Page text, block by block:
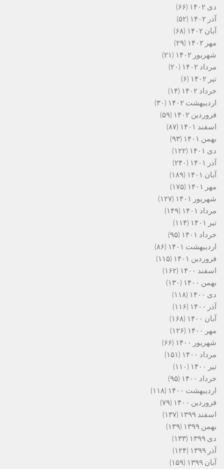
دی ۱۴۰۲
(۶۶)
آذر ۱۴۰۲
(۵۲)
آبان ۱۴۰۲
(۶۸)
مهر ۱۴۰۲
(۲۹)
شهریور ۱۴۰۲
(۲۱)
مرداد ۱۴۰۲
(۲۰)
تیر ۱۴۰۲
(۶)
خرداد ۱۴۰۲
(۱۴)
اردیبهشت ۱۴۰۲
(۳۰)
فروردین ۱۴۰۲
(۵۹)
اسفند ۱۴۰۱
(۸۷)
بهمن ۱۴۰۱
(۹۳)
دی ۱۴۰۱
(۱۲۲)
آذر ۱۴۰۱
(۲۴۰)
آبان ۱۴۰۱
(۱۸۹)
مهر ۱۴۰۱
(۱۷۵)
شهریور ۱۴۰۱
(۱۲۷)
مرداد ۱۴۰۱
(۱۴۹)
تیر ۱۴۰۱
(۱۱۴)
خرداد ۱۴۰۱
(۹۵)
اردیبهشت ۱۴۰۱
(۸۶)
فروردین ۱۴۰۱
(۱۱۵)
اسفند ۱۴۰۰
(۱۶۲)
بهمن ۱۴۰۰
(۱۳۰)
دی ۱۴۰۰
(۱۱۸)
آذر ۱۴۰۰
(۱۱۶)
آبان ۱۴۰۰
(۱۶۸)
مهر ۱۴۰۰
(۱۲۶)
شهریور ۱۴۰۰
(۶۶)
مرداد ۱۴۰۰
(۱۵۱)
تیر ۱۴۰۰
(۱۱۰)
خرداد ۱۴۰۰
(۹۵)
اردیبهشت ۱۴۰۰
(۱۱۸)
فروردین ۱۴۰۰
(۷۹)
اسفند ۱۳۹۹
(۱۳۷)
بهمن ۱۳۹۹
(۱۳۹)
دی ۱۳۹۹
(۱۳۳)
آذر ۱۳۹۹
(۱۲۴)
آبان ۱۳۹۹
(۱۵۹)